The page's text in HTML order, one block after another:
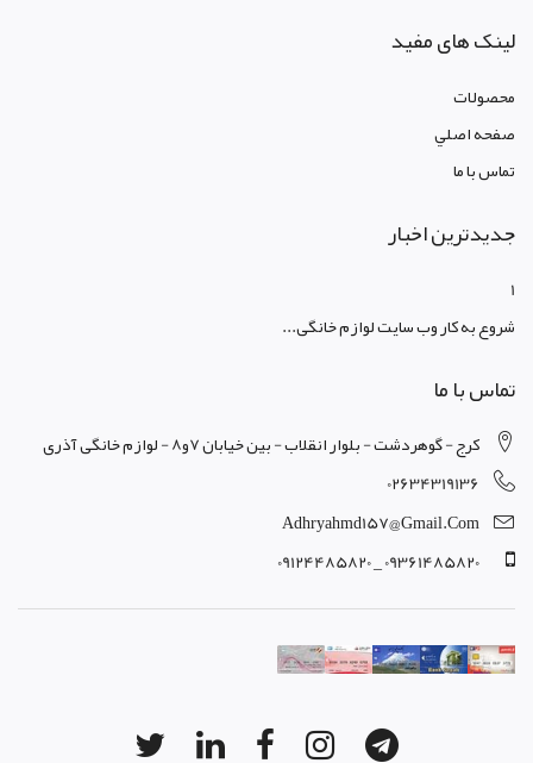
لینک های مفید
محصولات
صفحه اصلي
تماس با ما
جدیدترین اخبار
1
شروع به کار وب سایت لوازم خانگی...
تماس با ما
کرج - گوهردشت - بلوار انقلاب - بین خیابان 7و8 - لوازم خانگی آذری
02634319136
Adhryahmd157@gmail.com
09361485820 _ 09124485820